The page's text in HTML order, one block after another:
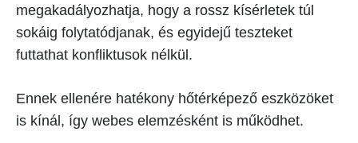
megakadályozhatja, hogy a rossz kísérletek túl
sokáig folytatódjanak, és egyidejű teszteket
futtathat konfliktusok nélkül.
Ennek ellenére hatékony hőtérképező eszközöket
is kínál, így webes elemzésként is működhet.